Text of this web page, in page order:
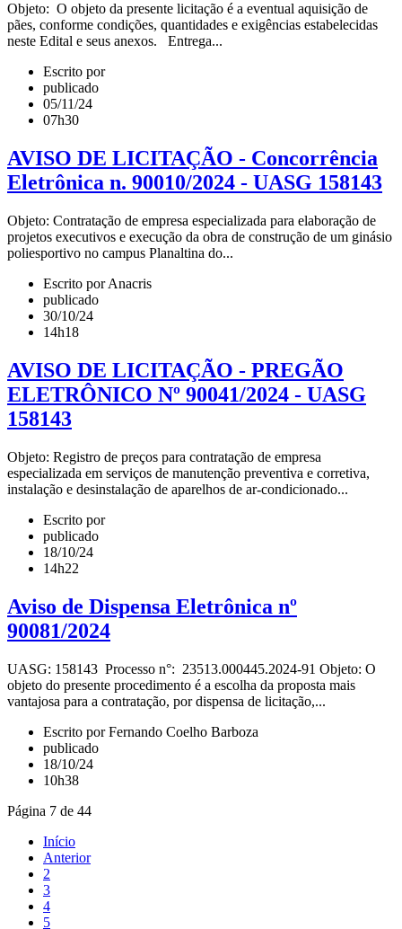
Objeto: O objeto da presente licitação é a eventual aquisição de
pães, conforme condições, quantidades e exigências estabelecidas
neste Edital e seus anexos. Entrega...
Escrito por
publicado
05/11/24
07h30
AVISO DE LICITAÇÃO - Concorrência
Eletrônica n. 90010/2024 - UASG 158143
Objeto: Contratação de empresa especializada para elaboração de
projetos executivos e execução da obra de construção de um ginásio
poliesportivo no campus Planaltina do...
Escrito por Anacris
publicado
30/10/24
14h18
AVISO DE LICITAÇÃO - PREGÃO
ELETRÔNICO Nº 90041/2024 - UASG
158143
Objeto: Registro de preços para contratação de empresa
especializada em serviços de manutenção preventiva e corretiva,
instalação e desinstalação de aparelhos de ar-condicionado...
Escrito por
publicado
18/10/24
14h22
Aviso de Dispensa Eletrônica nº
90081/2024
UASG: 158143 Processo n°: 23513.000445.2024-91 Objeto: O
objeto do presente procedimento é a escolha da proposta mais
vantajosa para a contratação, por dispensa de licitação,...
Escrito por Fernando Coelho Barboza
publicado
18/10/24
10h38
Página 7 de 44
Início
Anterior
2
3
4
5